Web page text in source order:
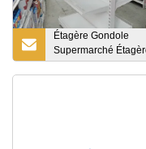
Étagère Gondole
Supermarché
Tegometall